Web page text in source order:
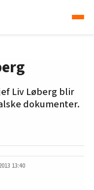
Liv Løberg blir
dokumenter.
13:40